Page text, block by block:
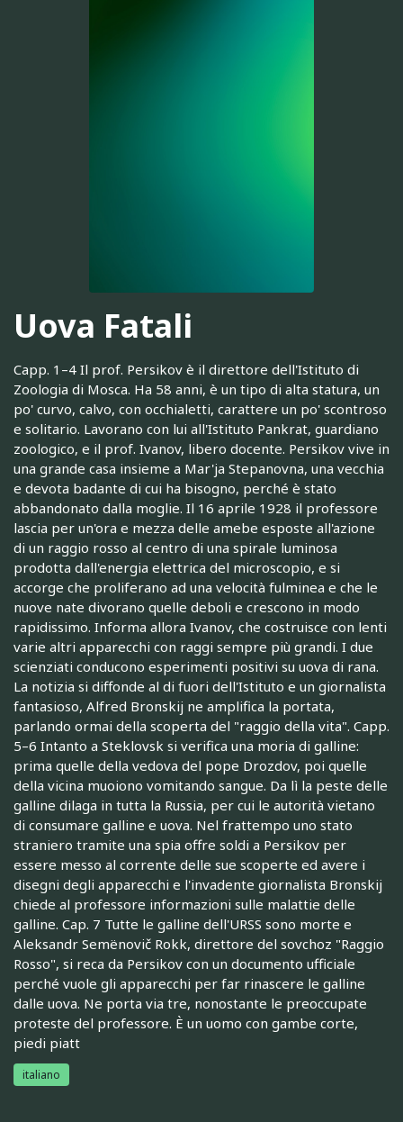
Uova Fatali
Capp. 1–4 Il prof. Persikov è il direttore dell'Istituto di
Zoologia di Mosca. Ha 58 anni, è un tipo di alta statura, un
po' curvo, calvo, con occhialetti, carattere un po' scontroso
e solitario. Lavorano con lui all'Istituto Pankrat, guardiano
zoologico, e il prof. Ivanov, libero docente. Persikov vive in
una grande casa insieme a Mar'ja Stepanovna, una vecchia
e devota badante di cui ha bisogno, perché è stato
abbandonato dalla moglie. Il 16 aprile 1928 il professore
lascia per un'ora e mezza delle amebe esposte all'azione
di un raggio rosso al centro di una spirale luminosa
prodotta dall'energia elettrica del microscopio, e si
accorge che proliferano ad una velocità fulminea e che le
nuove nate divorano quelle deboli e crescono in modo
rapidissimo. Informa allora Ivanov, che costruisce con lenti
varie altri apparecchi con raggi sempre più grandi. I due
scienziati conducono esperimenti positivi su uova di rana.
La notizia si diffonde al di fuori dell'Istituto e un giornalista
fantasioso, Alfred Bronskij ne amplifica la portata,
parlando ormai della scoperta del "raggio della vita". Capp.
5–6 Intanto a Steklovsk si verifica una moria di galline:
prima quelle della vedova del pope Drozdov, poi quelle
della vicina muoiono vomitando sangue. Da lì la peste delle
galline dilaga in tutta la Russia, per cui le autorità vietano
di consumare galline e uova. Nel frattempo uno stato
straniero tramite una spia offre soldi a Persikov per
essere messo al corrente delle sue scoperte ed avere i
disegni degli apparecchi e l'invadente giornalista Bronskij
chiede al professore informazioni sulle malattie delle
galline. Cap. 7 Tutte le galline dell'URSS sono morte e
Aleksandr Semënovič Rokk, direttore del sovchoz "Raggio
Rosso", si reca da Persikov con un documento ufficiale
perché vuole gli apparecchi per far rinascere le galline
dalle uova. Ne porta via tre, nonostante le preoccupate
proteste del professore. È un uomo con gambe corte,
piedi piatt
italiano